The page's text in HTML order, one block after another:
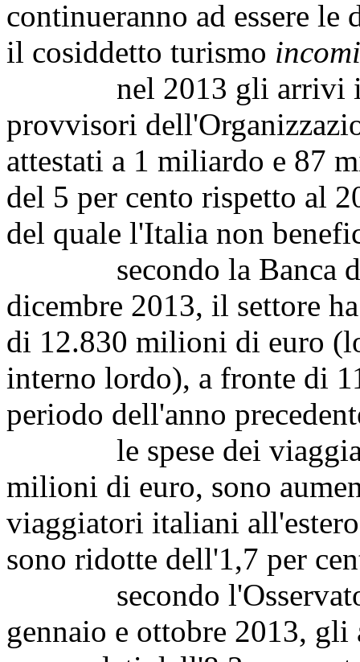
continueranno ad essere
il cosiddetto turismo
nel 2013 gli arrivi
provvisori
attestati a 1 miliardo e 87
del 5 per cento rispetto al
del quale l'Italia non
secondo la Banca
dicembre 2013, il settore
di 12.830 milioni di euro
interno lordo), a fronte di
periodo dell'anno
le spese dei
milioni di euro, sono
viaggiatori italiani
sono ridotte dell'1,7 per
secondo
gennaio e ottobre 2013,